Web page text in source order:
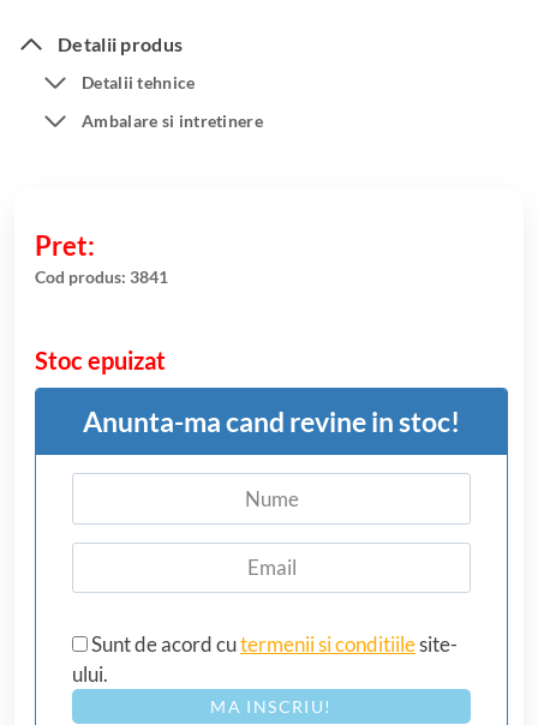
pe baza
singure
Detalii produs
Detalii tehnice
Ambalare si intretinere
Cod produs: 3841
Stoc epuizat
Anunta-ma cand revine in stoc!
Sunt de acord cutermenii si conditiilesite-
ului.
MA INSCRIU!